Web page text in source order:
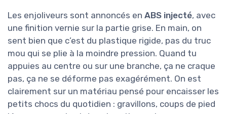
Les enjoliveurs sont annoncés en ABS injecté, avec
une finition vernie sur la partie grise. En main, on
sent bien que c’est du plastique rigide, pas du truc
mou qui se plie à la moindre pression. Quand tu
appuies au centre ou sur une branche, ça ne craque
pas, ça ne se déforme pas exagérément. On est
clairement sur un matériau pensé pour encaisser les
petits chocs du quotidien : gravillons, coups de pied